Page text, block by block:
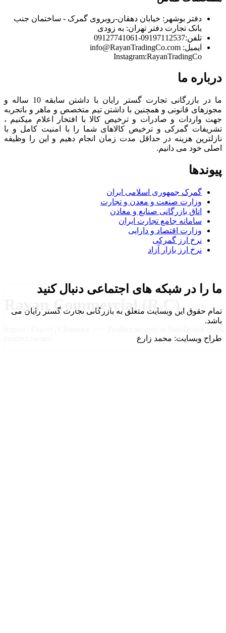
Rayan Commercial (R.C)
دفتر بوشهر: خیابان دهقان-روبروی گمرک - ساختمان جنب
بانک تجارت دفتر تهران: به زودی
تلفن:09197112537-09127741061
ایمیل: info@RayanTradingCo.com
Instagram:RayanTradingCo
درباره ما
ما در بازرگانی تجارت گستر رایان با داشتن سابقه 10 ساله و
مجوزهای قانونی و همچنین با داشتن تیم متخصص و ماهر و باتجربه
جهت واردات و صادرات و ترخیص کالا با افتخار اعلام میکنیم ،
تشریفات گمرکی و ترخیص کالاهای شما را با امنیت کامل و با
نازلترین هزینه در حداقل مدت زمان انجام دهیم و این را وظیفه
اصلی خود می دانیم.
پیوندها
گمرک جمهوری اسلامی ایران
وزارت صنعت و معدن و تجارت
اتاق بازرگانی صنایع و معادن
سامانه جامع تجارت ایران
وزارت اقتصاد و دارایی
نرخ ارز گمرکی
نرخ ارز بازار آزاد
ما را در شبکه های اجتماعی دنبال کنید
تمام حقوق این وبسایت متعلق به بازرگانی تجارت گستر رایان می
باشد.
طراح وبسایت: محمد زارع